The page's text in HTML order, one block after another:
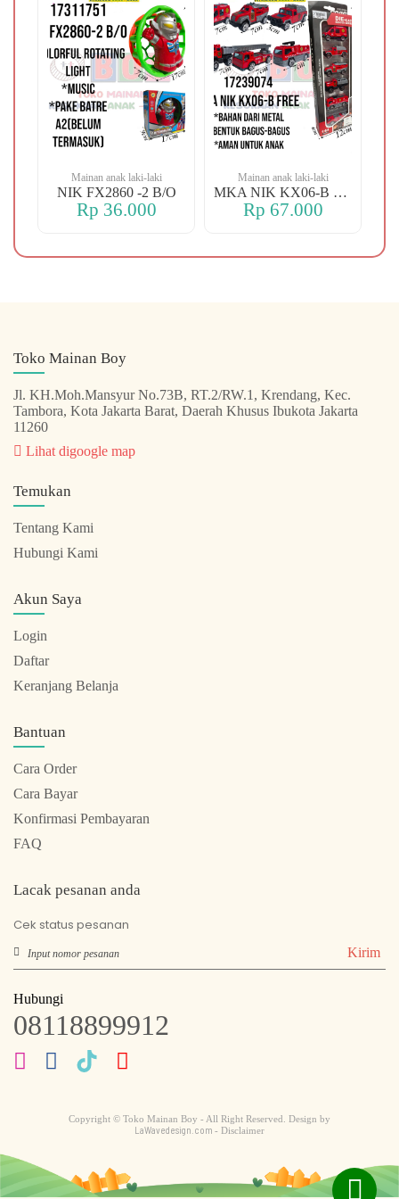
Mainan anak laki-laki
NIK FX2860 -2 B/O
Rp 36.000
Mainan anak laki-laki
MKA NIK KX06-B FREE
Rp 67.000
Toko Mainan Boy
Jl. KH.Moh.Mansyur No.73B, RT.2/RW.1, Krendang, Kec.
Tambora, Kota Jakarta Barat, Daerah Khusus Ibukota Jakarta
11260
Lihat digoogle map
Temukan
Tentang Kami
Hubungi Kami
Akun Saya
Login
Daftar
Keranjang Belanja
Bantuan
Cara Order
Cara Bayar
Konfirmasi Pembayaran
FAQ
Lacak pesanan anda
Cek status pesanan
Kirim
Hubungi
08118899912
Copyright © Toko Mainan Boy - All Right Reserved. Design by
LaWavedesign.com - Disclaimer